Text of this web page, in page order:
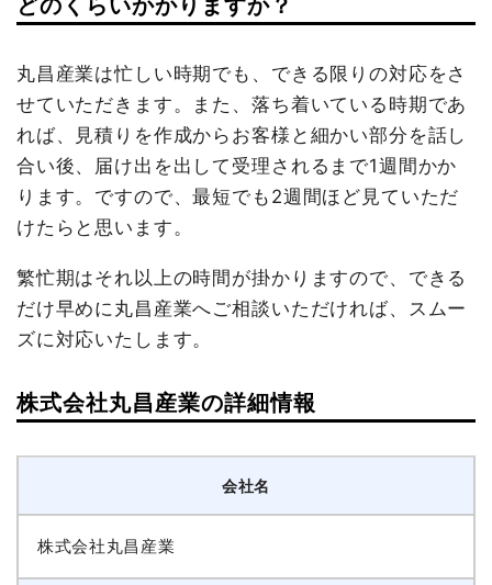
どのくらいかかりますか？
丸昌産業は忙しい時期でも、できる限りの対応をさ
せていただきます。また、落ち着いている時期であ
れば、見積りを作成からお客様と細かい部分を話し
合い後、届け出を出して受理されるまで1週間かか
ります。ですので、最短でも2週間ほど見ていただ
けたらと思います。
繁忙期はそれ以上の時間が掛かりますので、できる
だけ早めに丸昌産業へご相談いただければ、スムー
ズに対応いたします。
株式会社丸昌産業の詳細情報
会社名
株式会社丸昌産業